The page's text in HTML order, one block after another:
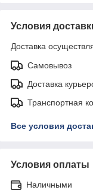
Условия
Доставка
Самовывоз
Доставка
Транспортная
Все условия
Условия оплаты
Наличными